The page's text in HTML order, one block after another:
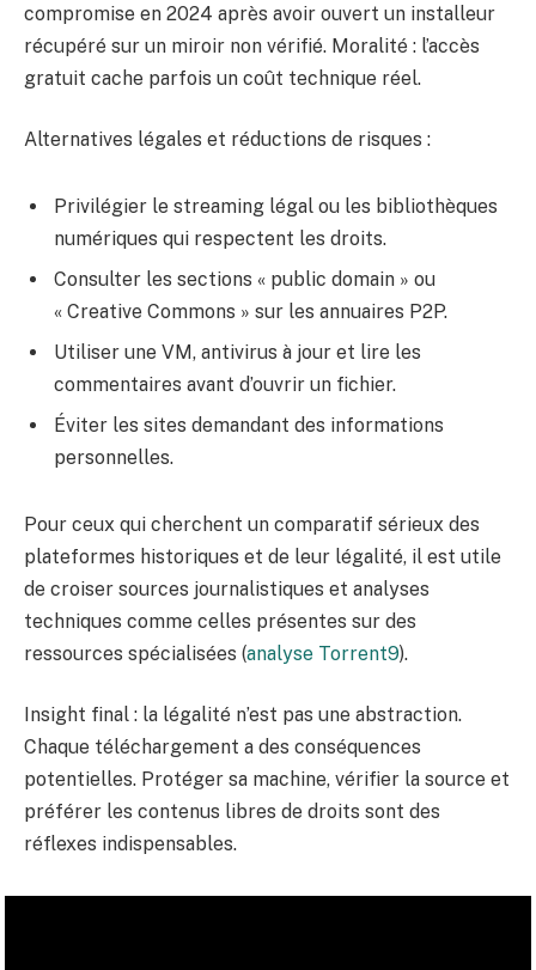
compromise en 2024 après avoir ouvert un installeur
récupéré sur un miroir non vérifié. Moralité : l’accès
gratuit cache parfois un coût technique réel.
Alternatives légales et réductions de risques :
Privilégier le streaming légal ou les bibliothèques
numériques qui respectent les droits.
Consulter les sections « public domain » ou
« Creative Commons » sur les annuaires P2P.
Utiliser une VM, antivirus à jour et lire les
commentaires avant d’ouvrir un fichier.
Éviter les sites demandant des informations
personnelles.
Pour ceux qui cherchent un comparatif sérieux des
plateformes historiques et de leur légalité, il est utile
de croiser sources journalistiques et analyses
techniques comme celles présentes sur des
ressources spécialisées (analyse Torrent9).
Insight final : la légalité n’est pas une abstraction.
Chaque téléchargement a des conséquences
potentielles. Protéger sa machine, vérifier la source et
préférer les contenus libres de droits sont des
réflexes indispensables.